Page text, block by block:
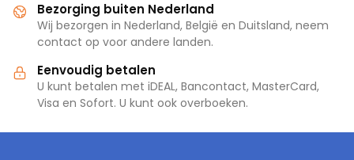
Bezorging buiten Nederland
Wij bezorgen in Nederland, België en Duitsland, neem
contact op voor andere landen.
Eenvoudig betalen
U kunt betalen met iDEAL, Bancontact, MasterCard,
Visa en Sofort. U kunt ook overboeken.